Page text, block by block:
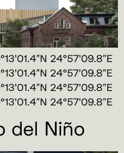
24°57’09.8″E
24°57’09.8″E
24°57’09.8″E
24°57’09.8″E
del Niño